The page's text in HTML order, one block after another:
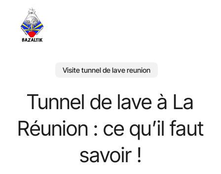
content
Visite tunnel de lave reunion
Tunnel de lave à La
Réunion : ce qu’il faut
savoir !